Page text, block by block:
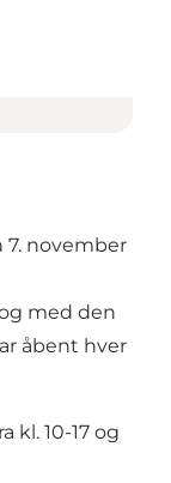
7. november
med den
åbent hver
kl. 10-17 og